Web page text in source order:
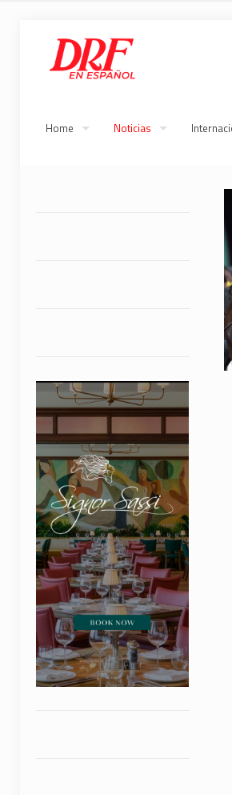
Home Noticias